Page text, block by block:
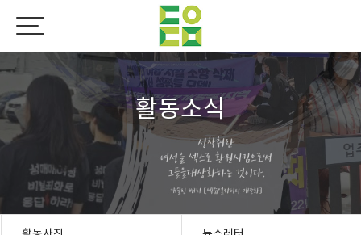
활동소식